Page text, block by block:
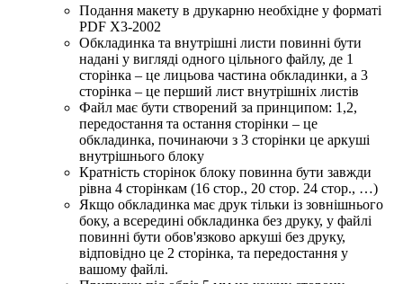
Подання макету в друкарню необхідне у форматі
PDF X3-2002
Обкладинка та внутрішні листи повинні бути
надані у вигляді одного цільного файлу, де 1
сторінка – це лицьова частина обкладинки, а 3
сторінка – це перший лист внутрішніх листів
Файл має бути створений за принципом: 1,2,
передостання та остання сторінки – це
обкладинка, починаючи з 3 сторінки це аркуші
внутрішнього блоку
Кратність сторінок блоку повинна бути завжди
рівна 4 сторінкам (16 стор., 20 стор. 24 стор., …)
Якщо обкладинка має друк тільки із зовнішнього
боку, а всередині обкладинка без друку, у файлі
повинні бути обов'язково аркуші без друку,
відповідно це 2 сторінка, та передостання у
вашому файлі.